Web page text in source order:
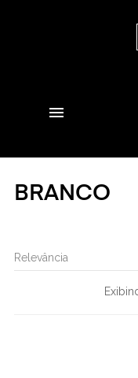
BRANCO
Relevância